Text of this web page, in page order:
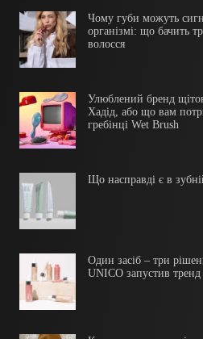
Чому губи можуть
організмі: що бачить
волосся
Улюблений бренд
Хадід, або що вам
гребінці Wet Brush
Що насправді є в
Один засіб – три
UNICO запустив тренд